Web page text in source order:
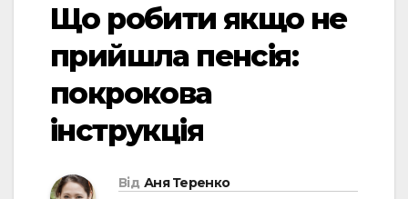
Що робити якщо не
прийшла пенсія:
покрокова
інструкція
Від Аня Теренко